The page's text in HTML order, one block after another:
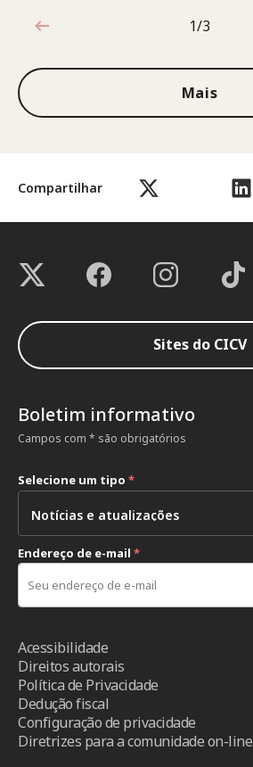
Compartilhar
1 de 3
1/3
Mais
Sites do CICV
Boletim informativo
Campos com * são obrigatórios
Selecione um tipo *
Endereço de e-mail *
Acessibilidade
Direitos autorais
Política de Privacidade
Dedução fiscal
Configuração de privacidade
Diretrizes para a comunidade on-line